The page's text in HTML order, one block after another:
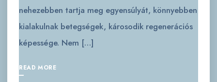
nehezebben tartja meg egyensúlyát, könnyebben
kialakulnak betegségek, károsodik regenerációs
képessége. Nem […]
READ MORE